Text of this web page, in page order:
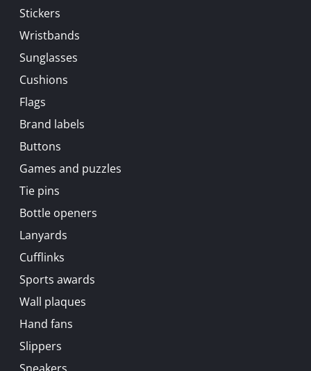
Stickers
Wristbands
Sunglasses
Cushions
Flags
Brand labels
Buttons
Games and puzzles
Tie pins
Bottle openers
Lanyards
Cufflinks
Sports awards
Wall plaques
Hand fans
Slippers